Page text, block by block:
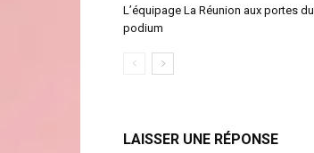
L’équipage La Réunion aux portes du
podium
LAISSER UNE RÉPONSE